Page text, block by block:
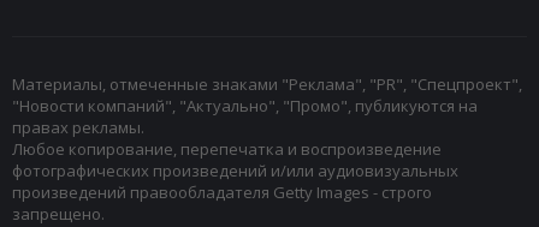
Материалы, отмеченные знаками "Реклама", "PR", "Спецпроект",
"Новости компаний", "Актуально", "Промо", публикуются на
правах рекламы.
Любое копирование, перепечатка и воспроизведение
фотографических произведений и/или аудиовизуальных
произведений правообладателя Getty Images - строго
запрещено.